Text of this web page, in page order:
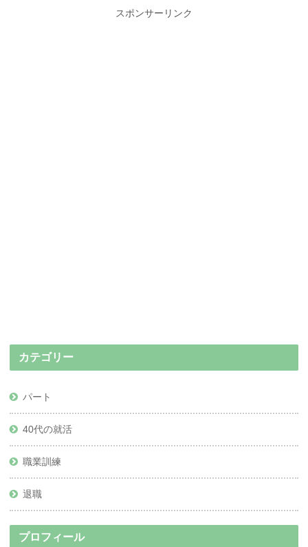
スポンサーリンク
カテゴリー
パート
40代の就活
職業訓練
退職
プロフィール